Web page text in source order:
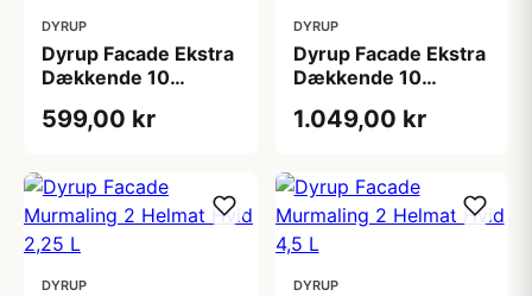
DYRUP
Dyrup Facade Ekstra
Dækkende 10
599,00 kr
DYRUP
Dyrup Facade Ekstra
Dækkende 10
1.049,00 kr
DYRUP DYRUP